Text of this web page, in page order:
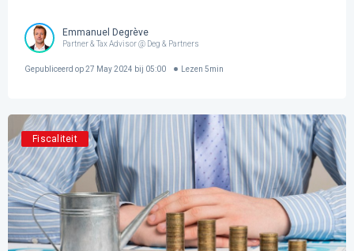
Emmanuel Degrève
Partner & Tax Advisor @ Deg & Partners
Gepubliceerd op27 May 2024 bij 05:00 Lezen 5min
Fiscaliteit